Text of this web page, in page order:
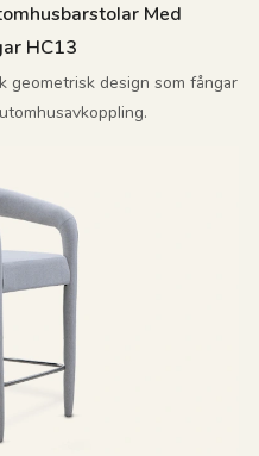
Med
HC13
geometrisk design som fångar